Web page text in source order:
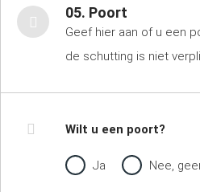
05. Poort
Geef hier aan of u een
de schutting is niet
Wilt u een poort?
Ja Nee,